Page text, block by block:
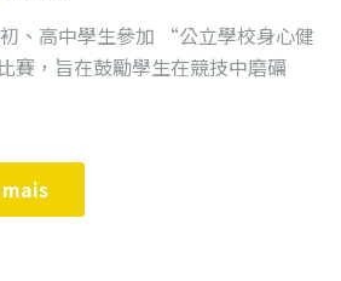
、高中學生參加 “公立學校身心健
賽，旨在鼓勵學生在競技中磨礪
mais